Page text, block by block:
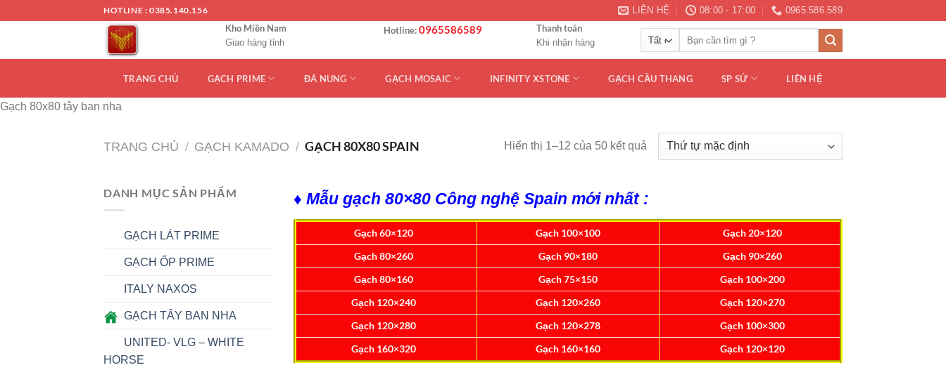
dung
HOTLINE : 0385.140.156 LIÊN HỆ 08:00 - 17:00 0965.586.589
Kho Miền Nam
Giao hàng tỉnh
Hotline:0965586589 Thanh toán
Khi nhận hàng
Tìm
kiếm:
TRANG CHỦ GẠCH PRIME ĐÁ NUNG GẠCH MOSAIC INFINITY XSTONE GẠCH CẦU THANG SP SỨ LIÊN HỆ
Gạch 80x80 tây ban nha
TRANG CHỦ / GẠCH KAMADO / GẠCH 80X80 SPAIN Hiển thị 1–12 của 50 kết quả
DANH MỤC SẢN PHẨM
GẠCH LÁT PRIME
GẠCH ỐP PRIME
ITALY NAXOS
GẠCH TÂY BAN NHA
UNITED- VLG – WHITE
HORSE
♦ Mẫu gạch 80×80 Công nghệ Spain mới nhất :
Gạch 60×120 Gạch 100×100
Gạch 20×120
Gạch 80×260
Gạch 90×180
Gạch 90×260
Gạch 80×160
Gạch 75×150
Gạch 100×200
Gạch 120×240
Gạch 120×260
Gạch 120×270
Gạch 120×280
Gạch 120×278
Gạch 100×300
Gạch 160×320
Gạch 160×160 Gạch 120×120